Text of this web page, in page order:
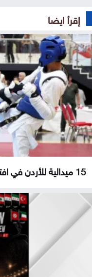
إقرأ ايضا
15 ميدالية للأردن في افتتاح بطولة الحسن...